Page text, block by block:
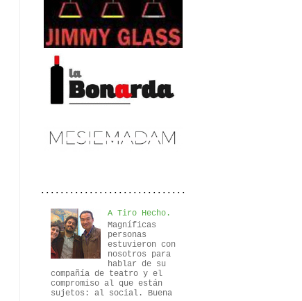
..............................
A Tiro Hecho.
Magníficas
personas
estuvieron con
nosotros para
hablar de su
compañía de teatro y el
compromiso al que están
sujetos: al social. Buena